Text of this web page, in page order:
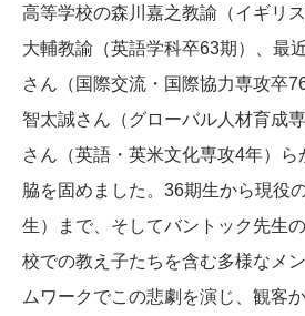
高等学校の森川嘉之教諭（イギリ
大輔教諭（英語学科卒63期）、最
さん（国際交流・国際協力専攻卒
智太誠さん（グローバル人材育成
さん（英語・英米文化専攻4年）
脇を固めました。36期生から現役
生）まで、そしてバントック先生
校での教え子たちを含む多様なメ
ムワークでこの悲劇を演じ、観客